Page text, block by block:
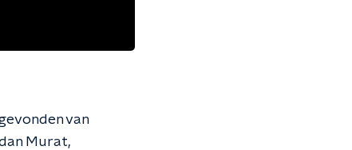
van
Murat,